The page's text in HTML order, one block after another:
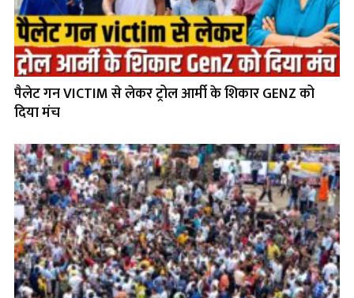
पैलेट गन VICTIM से लेकर ट्रोल आर्मी के शिकार GENZ को
दिया मंच